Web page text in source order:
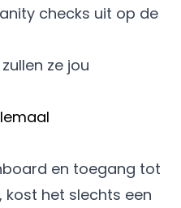
checks uit op de
ze jou
en toegang tot
het slechts een